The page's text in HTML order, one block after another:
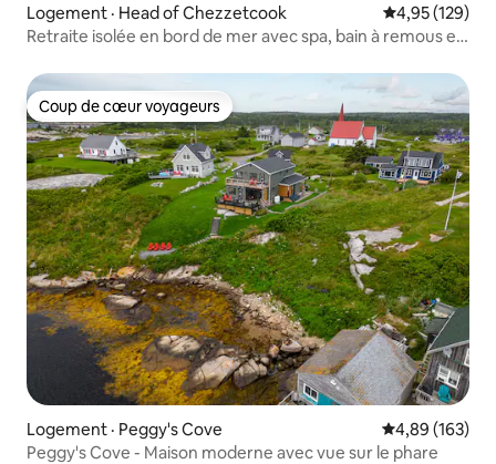
Logement · Head of Chezzetcook Note
4,95 (129)
Retraite isolée en bord de mer avec spa, bain à remous et
Coup de cœur voyageurs
Coup de cœur voyageurs
Logement · Peggy's Cove Note
4,89 (163)
Peggy's Cove - Maison moderne avec vue sur le phare